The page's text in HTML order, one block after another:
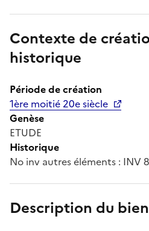
Contexte de
historique
Période de création
1ère moitié 20e siècle
Genèse
ETUDE
Historique
No inv autres éléments : INV
Description du